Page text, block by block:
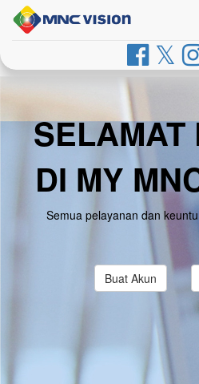
SELAMAT
DI MY
Semua pelayanan dan
Buat Akun